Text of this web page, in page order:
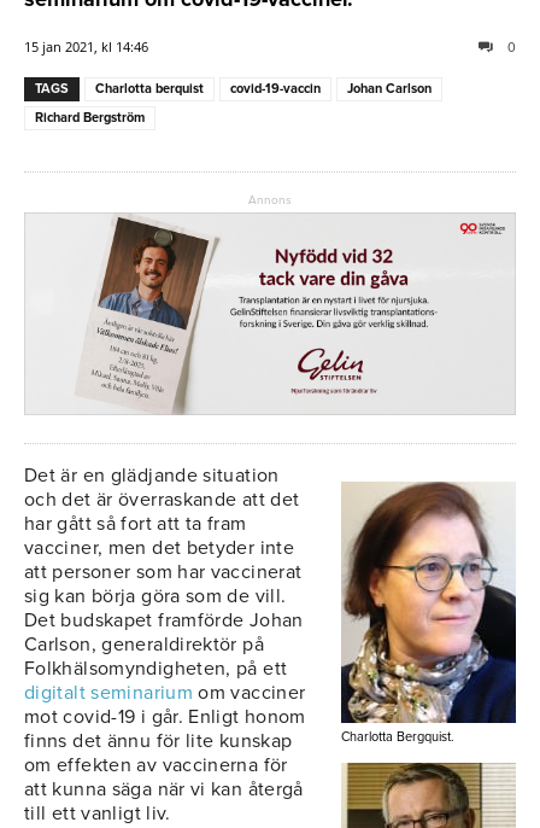
15 jan 2021, kl 14:46 0
TAGS Charlotta berquist covid-19-vaccin
Johan Carlson
Richard Bergström
Annons
Charlotta Bergquist.
Det är en glädjande situation
och det är överraskande att det
har gått så fort att ta fram
vacciner, men det betyder inte
att personer som har vaccinerat
sig kan börja göra som de vill.
Det budskapet framförde Johan
Carlson, generaldirektör på
Folkhälsomyndigheten, på ett
digitalt seminarium om vacciner
mot covid-19 i går. Enligt honom
finns det ännu för lite kunskap
om effekten av vaccinerna för
att kunna säga när vi kan återgå
till ett vanligt liv.